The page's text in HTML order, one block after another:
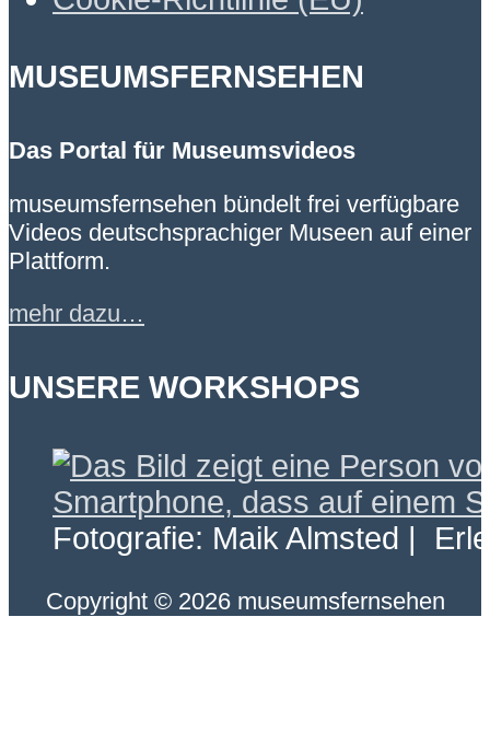
MUSEUMSFERNSEHEN
Das Portal für Museumsvideos
museumsfernsehen bündelt frei verfügbare
Videos deutschsprachiger Museen auf einer
Plattform.
mehr dazu…
UNSERE WORKSHOPS
Fotografie: Maik Almsted |
Copyright © 2026 museumsfernsehen